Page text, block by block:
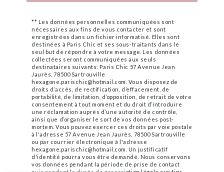
** Les données personnelles communiquées sont
nécessaires aux fins de vous contacter et sont
enregistrées dans un fichier informatisé. Elles sont
destinées à Paris Chic et ses sous-traitants dans le
seul but de répondre à votre message. Les données
collectées seront communiquées aux seuls
destinataires suivants: Paris Chic 57 Avenue Jean
Jaurès, 78500 Sartrouville
hexagone.parischic@hotmail.com. Vous disposez de
droits d’accès, de rectification, d’effacement, de
portabilité, de limitation, d’opposition, de retrait de votre
consentement à tout moment et du droit d’introduire
une réclamation auprès d’une autorité de contrôle,
ainsi que d’organiser le sort de vos données post-
mortem. Vous pouvez exercer ces droits par voie postale
à l'adresse 57 Avenue Jean Jaurès, 78500 Sartrouville
ou par courrier électronique à l'adresse
hexagone.parischic@hotmail.com. Un justificatif
d'identité pourra vous être demandé. Nous conservons
vos données pendant la période de prise de contact